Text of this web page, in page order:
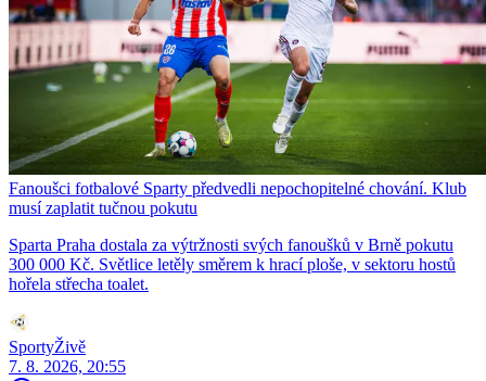
Fanoušci fotbalové Sparty předvedli nepochopitelné chování. Klub
musí zaplatit tučnou pokutu
Sparta Praha dostala za výtržnosti svých fanoušků v Brně pokutu
300 000 Kč. Světlice letěly směrem k hrací ploše, v sektoru hostů
hořela střecha toalet.
SportyŽivě
7. 8. 2026, 20:55